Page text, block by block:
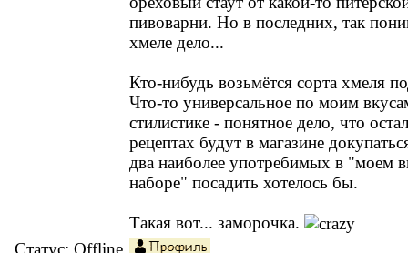
пивоварни. Но в последних, так
хмеле дело...
Кто-нибудь возьмётся сорта хмеля
Что-то универсальное по моим
стилистике - понятное дело, что
рецептах будут в магазине
два наиболее употребимых в "моем
наборе" посадить хотелось бы.
Такая вот... заморочка.
Статус: Offline